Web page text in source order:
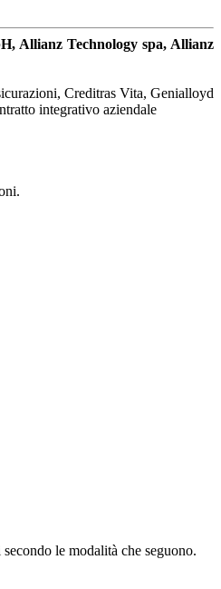
Allianz Technology spa, Allianz
Creditras Vita, Genialloyd
integrativo aziendale
le modalità che seguono.